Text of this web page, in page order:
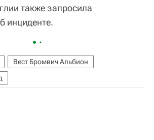
также запросила
инциденте.
Вест Бромвич Альбион